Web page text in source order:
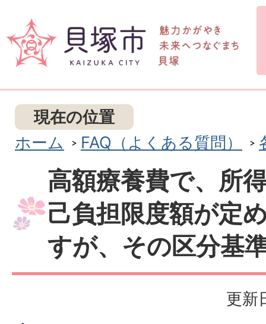
現在の位置
ホーム
FAQ（よくある質問）
高額療養費で、所
己負担限度額が定
すが、その区分基
更新